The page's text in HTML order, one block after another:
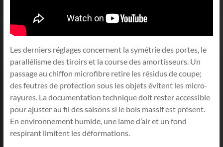
Les derniers réglages concernent la symétrie des portes, le
parallélisme des tiroirs et la course des amortisseurs. Un
passage au chiffon microfibre retire les résidus de coupe;
des feutres de protection sous les objets évitent les micro-
rayures. La documentation technique doit rester accessible
pour ajuster au fil des saisons si le bois massif est présent.
En environnement humide, une lame d’air et un fond
respirant limitent les déformations.